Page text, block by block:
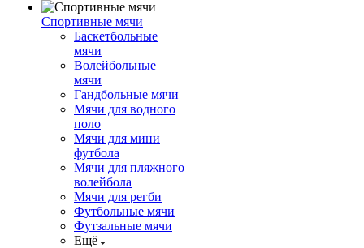
Спортивные мячи
Баскетбольные
мячи
Волейбольные
мячи
Гандбольные мячи
Мячи для водного
поло
Мячи для мини
футбола
Мячи для пляжного
волейбола
Мячи для регби
Футбольные мячи
Футзальные мячи
Ещё